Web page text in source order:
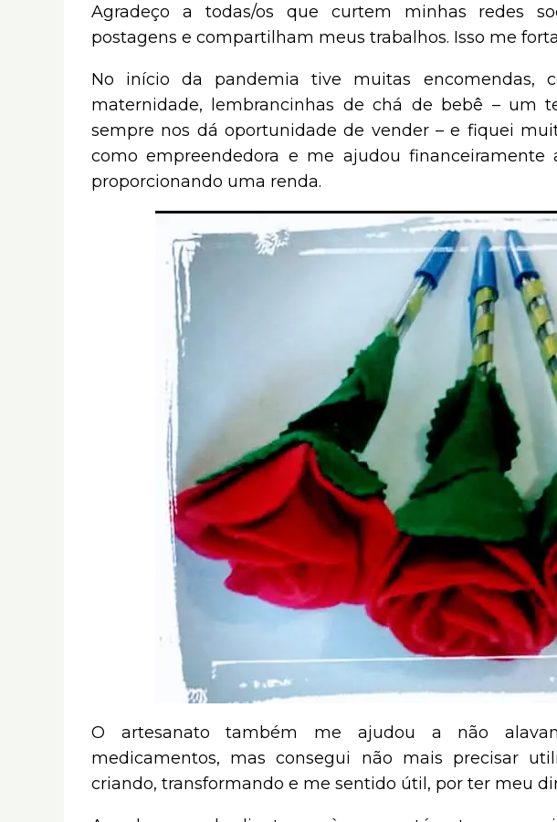
Agradeço a todas/os que curtem minhas redes
postagens e compartilham meus trabalhos. Isso me
No início da pandemia tive muitas encomendas,
maternidade, lembrancinhas de chá de bebê – um
sempre nos dá oportunidade de vender – e fiquei
como empreendedora e me ajudou
proporcionando uma renda.
O artesanato também me ajudou a não
medicamentos, mas consegui não mais precisar
criando, transformando e me sentido útil, por ter meu